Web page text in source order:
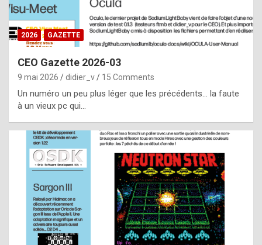
a
s
i
e
f
o
m
m
a
y
b
e
2026 GAZETTE
CEO Gazette 2026-03
9 mai 2026 didier_v 15 Comments
Un numéro un peu plus léger que les précédents… la faute
à un vieux pc qui…